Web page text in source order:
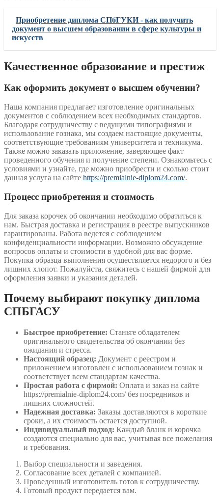
Приобретение диплома СПбГУКИ - как получить
документ о высшем образовании в сфере культуры и
искусств
Качественное образование и престиж
Как оформить документ о высшем обучении?
Наша компания предлагает изготовление оригинальных
документов с соблюдением всех необходимых стандартов.
Благодаря сотрудничеству с ведущими типографиями и
использование гознака, мы создаем настоящие документы,
соответствующие требованиям университета и техникума.
Также можно заказать приложение, заверяющее факт
проведенного обучения и получение степени. Ознакомьтесь с
условиями и узнайте, где можно приобрести и сколько стоит
данная услуга на сайте https://premialnie-diplom24.com/.
Процесс приобретения и стоимость
Для заказа корочек об окончании необходимо обратиться к
нам. Быстрая доставка и регистрация в реестре выпускников
гарантированы. Работа ведется с соблюдением
конфиденциальности информации. Возможно обсуждение
вопросов оплаты и стоимости в удобной для вас форме.
Покупка образца выполнения осуществляется недорого и без
лишних хлопот. Пожалуйста, свяжитесь с нашей фирмой для
оформления заявки и указания деталей.
Почему выбирают покупку диплома
СПБГАСУ
Быстрое приобретение: Станьте обладателем
оригинального свидетельства об окончании без
ожидания и стресса.
Настоящий образец: Документ с реестром и
приложением изготовлен с использованием гознак и
соответствует всем стандартам качества.
Простая работа с фирмой: Оплата и заказ на сайте
https://premialnie-diplom24.com/ без посредников и
лишних сложностей.
Надежная доставка: Заказы доставляются в короткие
сроки, а их стоимость остается доступной.
Индивидуальный подход: Каждый бланк и корочка
создаются специально для вас, учитывая все пожелания
и требования.
Выбор специальности и заведения.
Согласование всех деталей с компанией.
Проведенный изготовитель готов к сотрудничеству.
Готовый продукт передается вам.